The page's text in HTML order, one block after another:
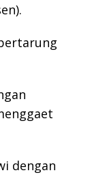
dengan